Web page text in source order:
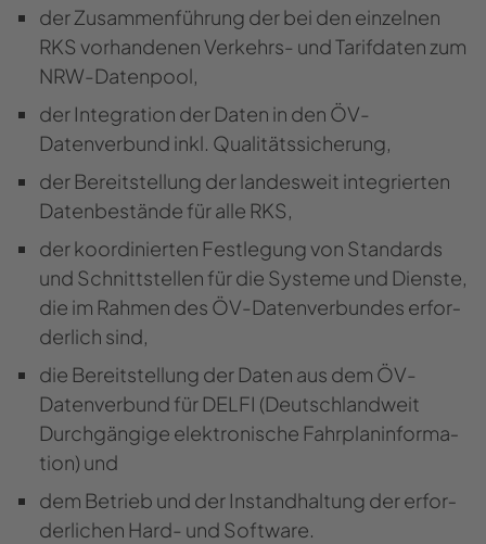
der Zu­sam­men­füh­rung der bei den ein­zel­nen
RKS vor­han­de­nen Verkehrs-​​ und Ta­rif­da­ten zum
NRW-​Datenpool,
der In­te­gra­ti­on der Daten in den ÖV-​​
Datenverbund inkl. Qua­li­täts­si­che­rung,
der Be­reit­stel­lung der lan­des­weit in­te­grier­ten
Da­ten­be­stän­de für alle RKS,
der ko­or­di­nier­ten Fest­le­gung von Stan­dards
und Schnitt­stel­len für die Sys­te­me und Diens­te,
die im Rah­men des ÖV-​​Datenverbundes er­for­
der­lich sind,
die Be­reit­stel­lung der Daten aus dem ÖV-​
Datenverbund für DELFI (Deutsch­land­weit
Durch­gän­gi­ge elek­tro­ni­sche Fahr­plan­in­for­ma­
ti­on) und
dem Be­trieb und der In­stand­hal­tung der er­for­
der­li­chen Hard- und Soft­ware.